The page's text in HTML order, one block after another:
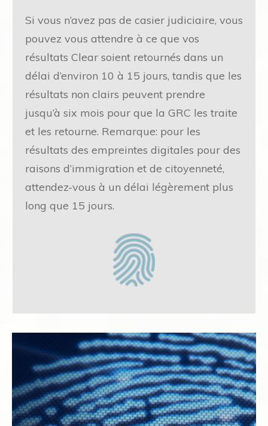
Si vous n’avez pas de casier judiciaire, vous
pouvez vous attendre à ce que vos
résultats Clear soient retournés dans un
délai d’environ 10 à 15 jours, tandis que les
résultats non clairs peuvent prendre
jusqu’à six mois pour que la GRC les traite
et les retourne. Remarque: pour les
résultats des empreintes digitales pour des
raisons d’immigration et de citoyenneté,
attendez-vous à un délai légèrement plus
long que 15 jours.